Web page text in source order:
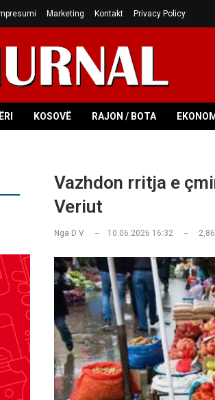
Marketing Kontakt Privacy Policy
KOSOVË RAJON / BOTA EKONOMI
Vazhdon rritja e
Veriut
Nga D V 10.06.2026 16:32